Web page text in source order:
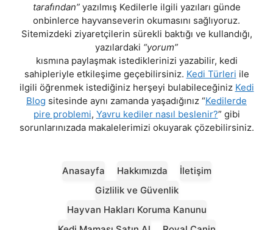
tarafından”yazılmış Kedilerle ilgili yazıları günde
onbinlerce hayvanseverin okumasını sağlıyoruz.
Sitemizdeki ziyaretçilerin sürekli baktığı ve kullandığı,
yazılardaki “yorum”
kısmına paylaşmak istediklerinizi yazabilir, kedi
sahipleriyle etkileşime geçebilirsiniz. Kedi Türleri ile
ilgili öğrenmek istediğiniz herşeyi bulabileceğiniz Kedi
Blog sitesinde aynı zamanda yaşadığınız “Kedilerde
pire problemi, Yavru kediler nasıl beslenir?” gibi
sorunlarınızada makalelerimizi okuyarak çözebilirsiniz.
Anasayfa Hakkımızda
İletişim
Gizlilik ve Güvenlik
Hayvan Hakları Koruma Kanunu